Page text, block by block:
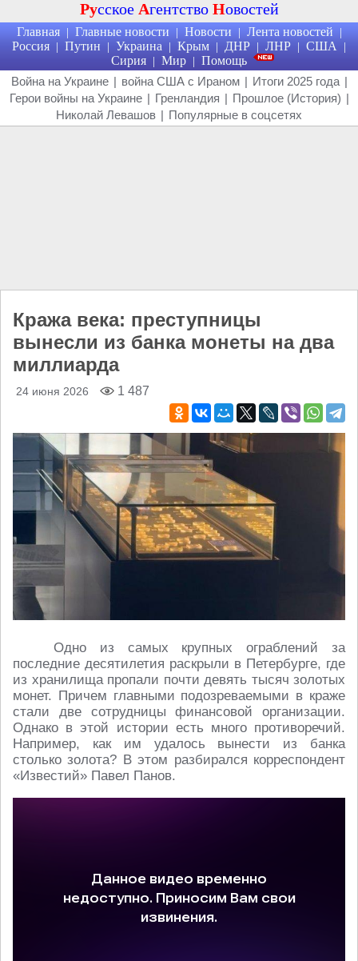
Русское Агентство Новостей
Главная | Главные новости | Новости | Лента новостей |
Россия | Путин | Украина | Крым | ДНР | ЛНР | США |
Сирия | Мир | Помощь
Война на Украине | война США с Ираном | Итоги 2025 года |
Герои войны на Украине | Гренландия | Прошлое (История) |
Николай Левашов | Популярные в соцсетях
Кража века: преступницы
вынесли из банка монеты на два
миллиарда
24 июня 2026 1 487
Одно из самых крупных ограблений за
последние десятилетия раскрыли в Петербурге, где
из хранилища пропали почти девять тысяч золотых
монет. Причем главными подозреваемыми в краже
стали две сотрудницы финансовой организации.
Однако в этой истории есть много противоречий.
Например, как им удалось вынести из банка
столько золота? В этом разбирался корреспондент
«Известий» Павел Панов.